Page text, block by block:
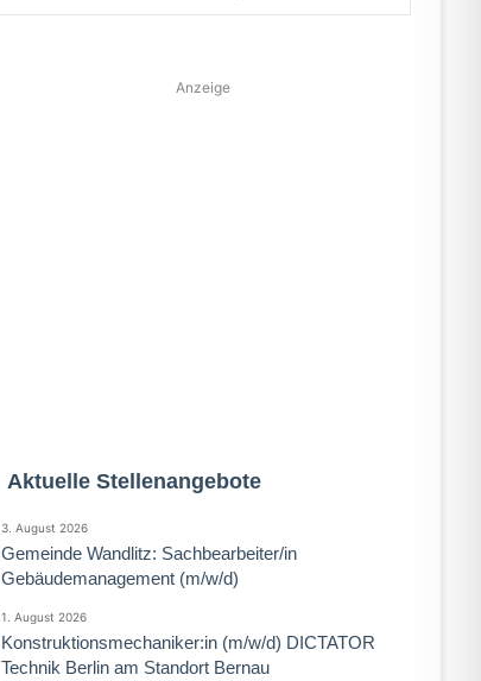
Anzeige
Aktuelle Stellenangebote
3. August 2026
Gemeinde Wandlitz: Sachbearbeiter/in
Gebäudemanagement (m/w/d)
1. August 2026
Konstruktionsmechaniker:in (m/w/d) DICTATOR
Technik Berlin am Standort Bernau